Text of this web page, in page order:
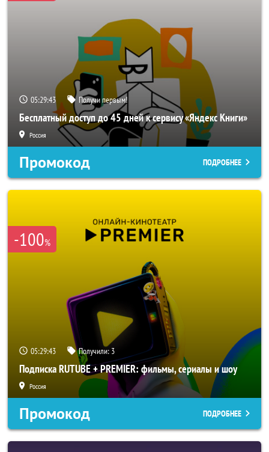
05:29:42 Получи первым!
Бесплатный доступ до 45 дней к сервису «Яндекс Книги»
Россия
Промокод ПОДРОБНЕЕ
-100%
05:29:42 Получили: 3
Подписка RUTUBE + PREMIER: фильмы, сериалы и шоу
Россия
Промокод ПОДРОБНЕЕ